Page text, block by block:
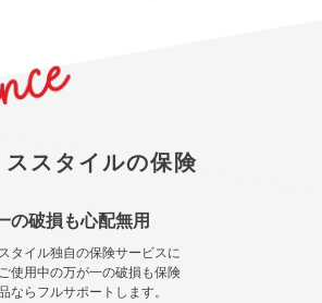
ススタイルの保険
の破損も心配無用
タイル独自の保険サービスに
使用中の万が一の破損も保険
ならフルサポートします。